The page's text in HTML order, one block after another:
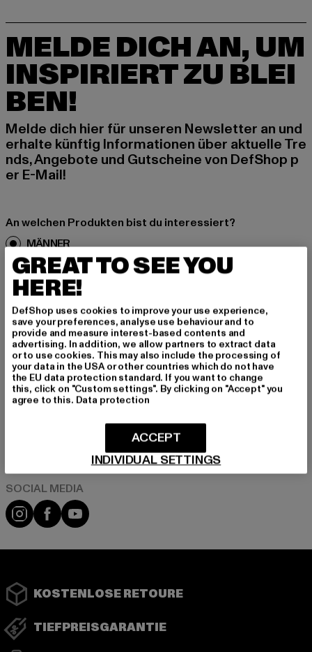
MELDE DICH AN, UM
INSPIRIERT ZU BLEI
BEN!
Melde dich hier für unseren Newsletter an und
erhalte künftig Informationen über aktuelle Tre
nds, Angebote und Gutscheine von DefShop p
er E-Mail!
An welchen Produkten bist du interessiert?
MÄNNER
FRAUEN
E-MAIL
ANMELDEN
Informationen dazu, wie DefShop mit Deinen Daten umgeht, findest Du
in unserer Datenschutzerklärung. Du kannst Dich jederzeit kostenfei
abmelden.Datenschutzerklärung lesen.
Play market
Instagram
FacebookYouTube
KOSTENLOSE RETOURE
TIEFPREISGARANTIE
GREAT TO SEE YOU
HERE!
DefShop uses cookies to improve your use experience,
save your preferences, analyse use behaviour and to
provide and measure interest-based contents and
advertising. In addition, we allow partners to extract data
or to use cookies. This may also include the processing of
your data in the USA or other countries which do not have
the EU data protection standard. If you want to change
this, click on "Custom settings". By clicking on "Accept" you
agree to this. Data protection
INDIVIDUAL SETTINGS
ACCEPT